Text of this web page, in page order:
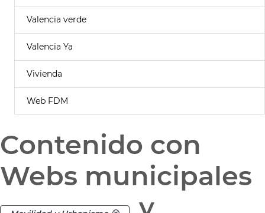
Valencia verde
Valencia Ya
Vivienda
Web FDM
Contenido con
Webs municipales